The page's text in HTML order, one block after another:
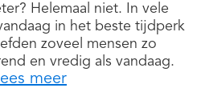
Helemaal niet. In vele
in het beste tijdperk
zoveel mensen zo
en vredig als vandaag.
meer